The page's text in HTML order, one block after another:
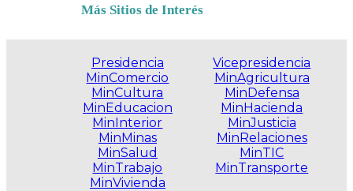
Más Sitios de Interés
Presidencia
MinComercio
MinCultura
MinEducacion
MinInterior
MinMinas
MinSalud
MinTrabajo
MinVivienda
Vicepresidencia
MinAgricultura
MinDefensa
MinHacienda
MinJusticia
MinRelaciones
MinTIC
MinTransporte